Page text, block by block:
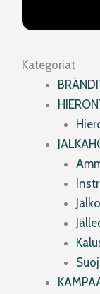
Kategoriat